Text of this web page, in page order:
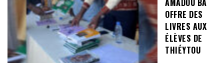
AMADOU BA
OFFRE DES
LIVRES AUX
ÉLÈVES DE
THIÉYTOU